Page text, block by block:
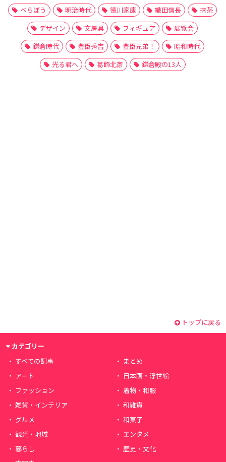
べらぼう
明治時代 徳川家康 織田信長
抹茶
デザイン
文房具 フィギュア
展覧会
鎌倉時代
豊臣秀吉 豊臣兄弟！
昭和時代
光る君へ
葛飾北斎 鎌倉殿の13人
トップに戻る
カテゴリー
すべての記事
まとめ
アート
日本画・浮世絵
ファッション
着物・和服
雑貨・インテリア
和雑貨
グルメ
和菓子
観光・地域
エンタメ
暮らし
歴史・文化